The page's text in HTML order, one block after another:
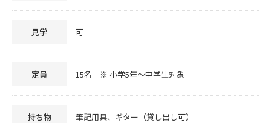
見学 可
定員 15名 ※ 小学5年～中学生対象
持ち物 筆記用具、ギター（貸し出し可）